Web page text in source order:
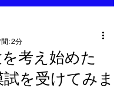
考え始めた
を受けてみま
: 2分